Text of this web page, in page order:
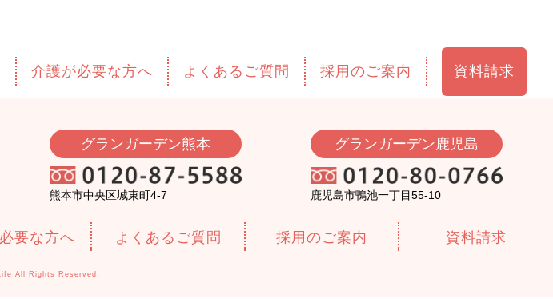
介護が必要な方へ よくあるご質問 採用のご案内 資料請求
グランガーデン熊本
熊本市中央区城東町4-7
グランガーデン鹿児島
鹿児島市鴨池一丁目55-10
要な方へ よくあるご質問 採用のご案内 資料請求
All Rights Reserved.